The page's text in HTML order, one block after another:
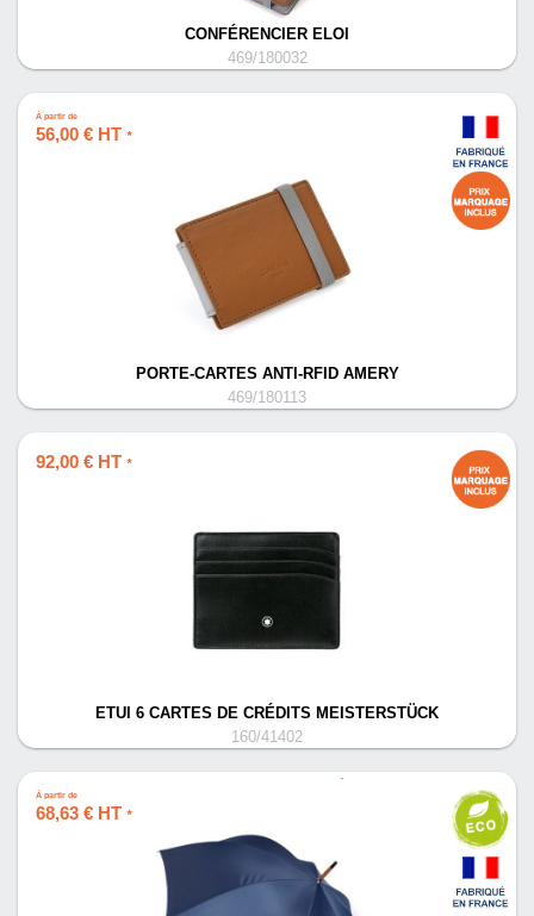
CONFÉRENCIER ELOI
469/180032
À partir de
56,00 € HT *
PORTE-CARTES ANTI-RFID AMERY
469/180113
92,00 € HT *
ETUI 6 CARTES DE CRÉDITS MEISTERSTÜCK
160/41402
À partir de
68,63 € HT *